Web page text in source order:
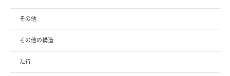
その他
その他の構造
た行